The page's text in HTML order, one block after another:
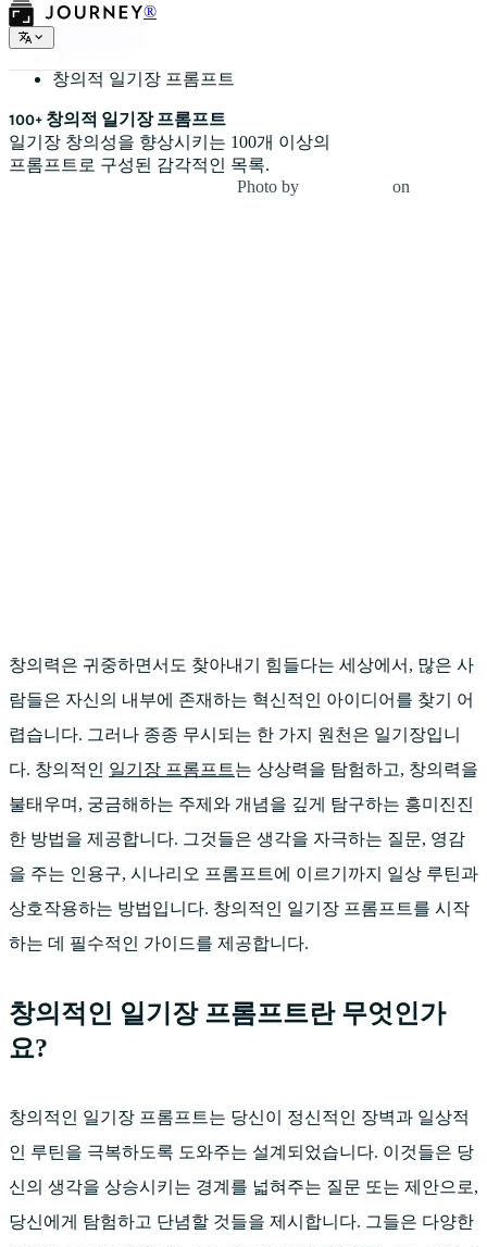
®
창의적 일기장 프롬프트
100+ 창의적 일기장 프롬프트
일기장 창의성을 향상시키는 100개 이상의
프롬프트로 구성된 감각적인 목록.
Photo by
on
창의력은 귀중하면서도 찾아내기 힘들다는 세상에서, 많은 사
람들은 자신의 내부에 존재하는 혁신적인 아이디어를 찾기 어
렵습니다. 그러나 종종 무시되는 한 가지 원천은 일기장입니
다. 창의적인 일기장 프롬프트는 상상력을 탐험하고, 창의력을
불태우며, 궁금해하는 주제와 개념을 깊게 탐구하는 흥미진진
한 방법을 제공합니다. 그것들은 생각을 자극하는 질문, 영감
을 주는 인용구, 시나리오 프롬프트에 이르기까지 일상 루틴과
상호작용하는 방법입니다. 창의적인 일기장 프롬프트를 시작
하는 데 필수적인 가이드를 제공합니다.
창의적인 일기장 프롬프트란 무엇인가
요?
창의적인 일기장 프롬프트는 당신이 정신적인 장벽과 일상적
인 루틴을 극복하도록 도와주는 설계되었습니다. 이것들은 당
신의 생각을 상승시키는 경계를 넓혀주는 질문 또는 제안으로,
당신에게 탐험하고 단념할 것들을 제시합니다. 그들은 다양한